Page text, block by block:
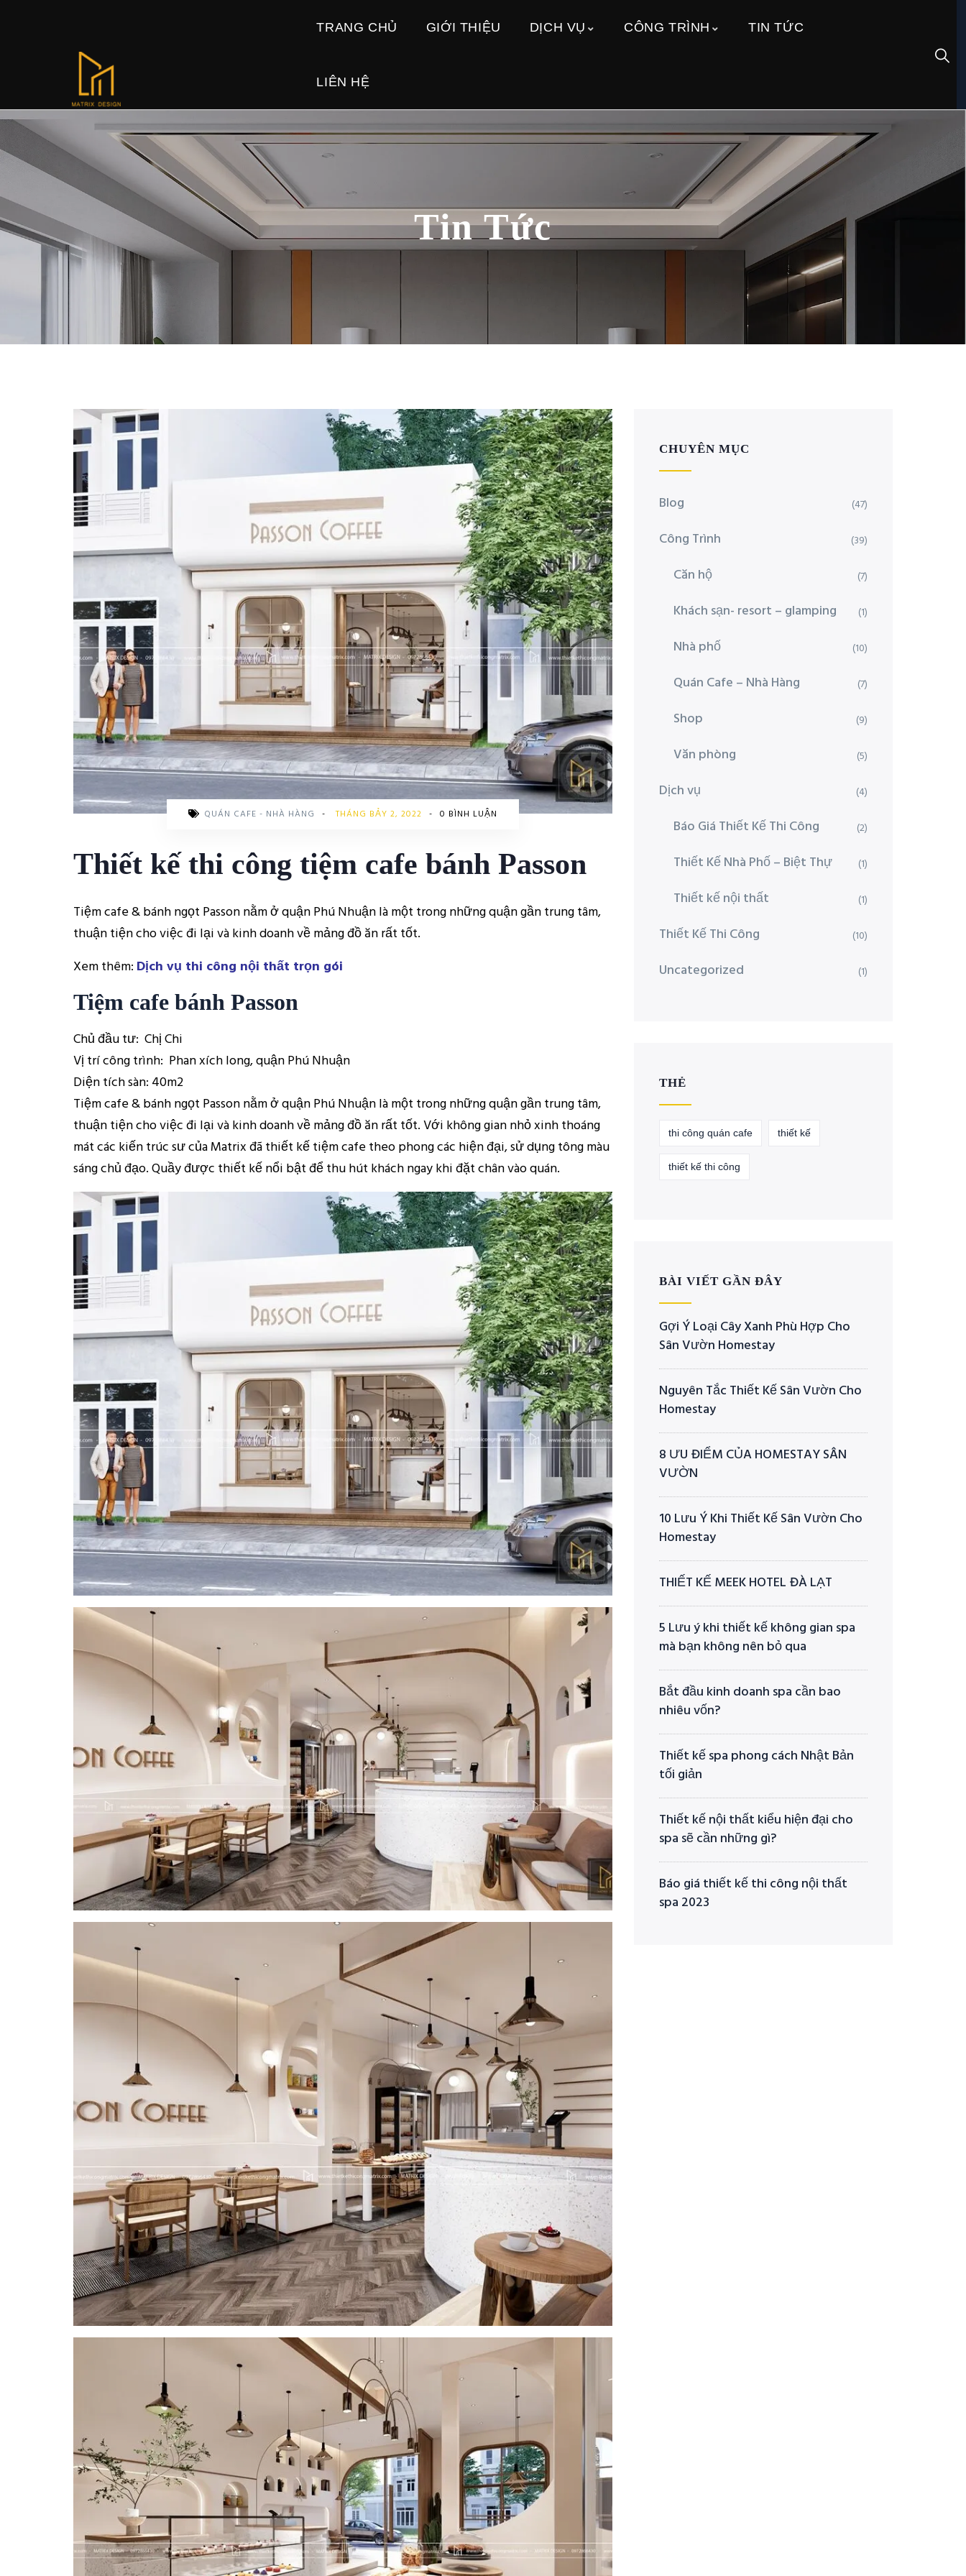
TRANG CHỦ GIỚI THIỆU DỊCH VỤ CÔNG TRÌNH TIN TỨC
LIÊN HỆ
Tin Tức
QUÁN CAFE - NHÀ HÀNG - THÁNG BẢY 2, 2022 - 0 BÌNH LUẬN
Thiết kế thi công tiệm cafe bánh Passon
Tiệm cafe & bánh ngọt Passon nằm ở quận Phú Nhuận là một trong những quận gần trung tâm,
thuận tiện cho việc đi lại và kinh doanh về mảng đồ ăn rất tốt.
Xem thêm: Dịch vụ thi công nội thất trọn gói
Tiệm cafe bánh Passon
Chủ đầu tư: Chị Chi
Vị trí công trình: Phan xích long, quận Phú Nhuận
Diện tích sàn: 40m2
Tiệm cafe & bánh ngọt Passon nằm ở quận Phú Nhuận là một trong những quận gần trung tâm,
thuận tiện cho việc đi lại và kinh doanh về mảng đồ ăn rất tốt. Với không gian nhỏ xinh thoáng
mát các kiến trúc sư của Matrix đã thiết kế tiệm cafe theo phong các hiện đại, sử dụng tông màu
sáng chủ đạo. Quầy được thiết kế nổi bật để thu hút khách ngay khi đặt chân vào quán.
CHUYÊN MỤC
Blog (47)
Công Trình (39)
Căn hộ (7)
Khách sạn- resort – glamping (1)
Nhà phố (10)
Quán Cafe – Nhà Hàng (7)
Shop (9)
Văn phòng (5)
Dịch vụ (4)
Báo Giá Thiết Kế Thi Công (2)
Thiết Kế Nhà Phố – Biệt Thự (1)
Thiết kế nội thất (1)
Thiết Kế Thi Công (10)
Uncategorized (1)
THẺ
thi công quán cafe thiết kế
thiết kế thi công
BÀI VIẾT GẦN ĐÂY
Gợi Ý Loại Cây Xanh Phù Hợp Cho
Sân Vườn Homestay
Nguyên Tắc Thiết Kế Sân Vườn Cho
Homestay
8 ƯU ĐIỂM CỦA HOMESTAY SÂN
VƯỜN
10 Lưu Ý Khi Thiết Kế Sân Vườn Cho
Homestay
THIẾT KẾ MEEK HOTEL ĐÀ LẠT
5 Lưu ý khi thiết kế không gian spa
mà bạn không nên bỏ qua
Bắt đầu kinh doanh spa cần bao
nhiêu vốn?
Thiết kế spa phong cách Nhật Bản
tối giản
Thiết kế nội thất kiểu hiện đại cho
spa sẽ cần những gì?
Báo giá thiết kế thi công nội thất
spa 2023